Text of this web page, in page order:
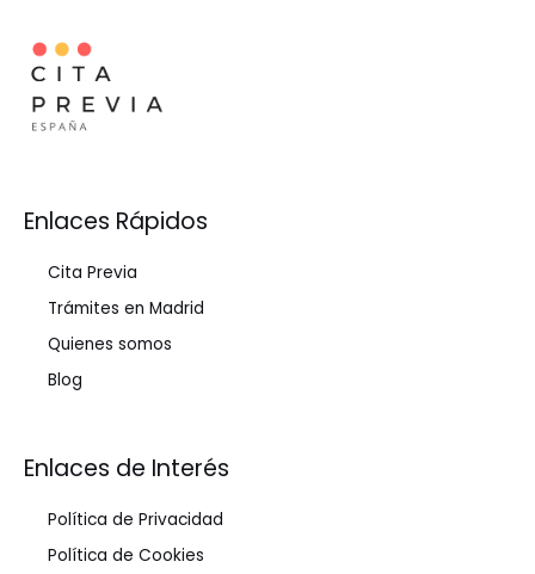
Enlaces Rápidos
Cita Previa
Trámites en Madrid
Quienes somos
Blog
Enlaces de Interés
Política de Privacidad
Política de Cookies